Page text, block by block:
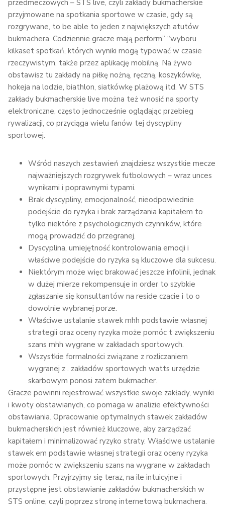
przedmeczowych – STS live, czyli zakłady bukmacherskie
przyjmowane na spotkania sportowe w czasie, gdy są
rozgrywane, to be able to jeden z największych atutów
bukmachera. Codziennie gracze mają perform” “wyboru
kilkaset spotkań, których wyniki mogą typować w czasie
rzeczywistym, także przez aplikację mobilną. Na żywo
obstawisz tu zakłady na piłkę nożną, ręczną, koszykówkę,
hokeja na lodzie, biathlon, siatkówkę plażową itd. W STS
zakłady bukmacherskie live można też wnosić na sporty
elektroniczne, często jednocześnie oglądając przebieg
rywalizacji, co przyciąga wielu fanów tej dyscypliny
sportowej.
Wśród naszych zestawień znajdziesz wszystkie mecze
najważniejszych rozgrywek futbolowych – wraz unces
wynikami i poprawnymi typami.
Brak dyscypliny, emocjonalność, nieodpowiednie
podejście do ryzyka i brak zarządzania kapitałem to
tylko niektóre z psychologicznych czynników, które
mogą prowadzić do przegranej.
Dyscyplina, umiejętność kontrolowania emocji i
właściwe podejście do ryzyka są kluczowe dla sukcesu.
Niektórym może więc brakować jeszcze infolinii, jednak
w dużej mierze rekompensuje in order to szybkie
zgłaszanie się konsultantów na reside czacie i to o
dowolnie wybranej porze.
Właściwe ustalanie stawek mhh podstawie własnej
strategii oraz oceny ryzyka może pomóc t zwiększeniu
szans mhh wygrane w zakładach sportowych.
Wszystkie formalności związane z rozliczaniem
wygranej z . zakładów sportowych watts urzędzie
skarbowym ponosi zatem bukmacher.
Gracze powinni rejestrować wszystkie swoje zakłady, wyniki
i kwoty obstawianych, co pomaga w analizie efektywności
obstawiania. Opracowanie optymalnych stawek zakładów
bukmacherskich jest również kluczowe, aby zarządzać
kapitałem i minimalizować ryzyko straty. Właściwe ustalanie
stawek em podstawie własnej strategii oraz oceny ryzyka
może pomóc w zwiększeniu szans na wygrane w zakładach
sportowych. Przyjrzyjmy się teraz, na ile intuicyjne i
przystępne jest obstawianie zakładów bukmacherskich w
STS online, czyli poprzez stronę internetową bukmachera.